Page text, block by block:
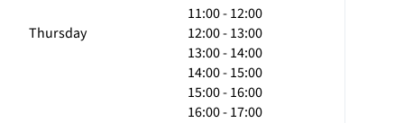
Thursday
11:00 - 12:00
12:00 - 13:00
13:00 - 14:00
14:00 - 15:00
15:00 - 16:00
16:00 - 17:00